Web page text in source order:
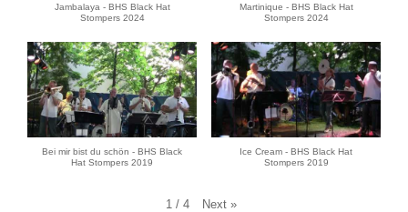
Jambalaya - BHS Black Hat
Stompers 2024
Martinique - BHS Black Hat
Stompers 2024
Bei mir bist du schön - BHS Black
Hat Stompers 2019
Ice Cream - BHS Black Hat
Stompers 2019
1 / 4 Next »